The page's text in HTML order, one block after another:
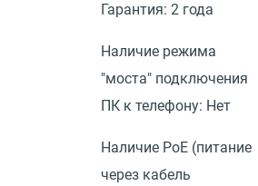
Гарантия: 2 года
Наличие режима
"моста" подключения
ПК к телефону: Нет
Наличие PoE (питание
через кабель